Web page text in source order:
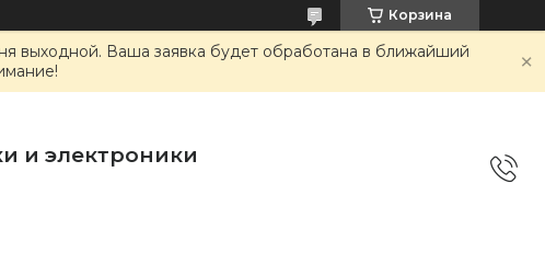
Корзина
выходной. Ваша заявка будет обработана в ближайший
и электроники